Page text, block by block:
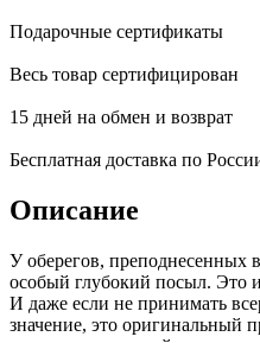
Подарочные сертификаты
Весь товар сертифицирован
15 дней на обмен и возврат
Бесплатная доставка по
Описание
У оберегов, преподнесенных в
особый глубокий посыл. Это
И даже если не принимать
значение, это оригинальный